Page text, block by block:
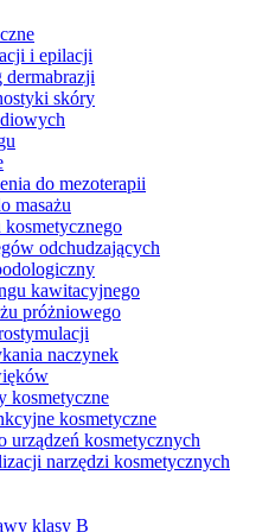
i epilacji
dermabrazji
skóry
do mezoterapii
masażu
kosmetycznego
odchudzających
kawitacyjnego
próżniowego
naczynek
kosmetyczne
kosmetyczne
urządzeń kosmetycznych
narzędzi kosmetycznych
klasy B